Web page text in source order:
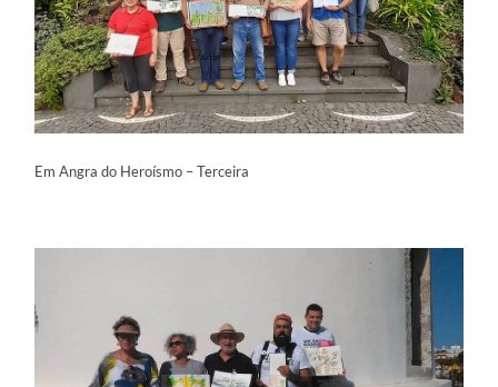
Em Angra do Heroísmo – Terceira